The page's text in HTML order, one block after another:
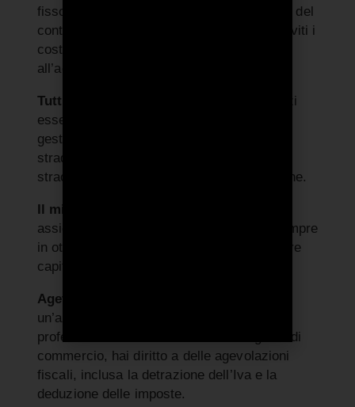
fisso mensile, personalizzato per la durata del
contratto e il chilometraggio prestabilito. Eviti i
costi, la burocrazia e le lungaggini legate
all’acquisto o al leasing di un veicolo.
Tutti i servizi inclusi:
Godi di tutti i servizi
essenziali, tra cui coperture assicurative,
gestione burocratica e sinistri, soccorso
stradale H24, manutenzione ordinaria e
straordinaria, assistenza e immatricolazione.
Il miglior veicolo per il tuo business:
assicuri l’auto ideale per la tua attività, sempre
in ottime condizioni, senza dover impegnare
capitale o fare investimenti iniziali.
Agevolazioni fiscali garantite
un’azienda, di qualunque dimensione, un
professionista con Partita Iva o un agente di
commercio, hai diritto a delle agevolazioni
fiscali, inclusa la detrazione dell’Iva e la
deduzione delle imposte.